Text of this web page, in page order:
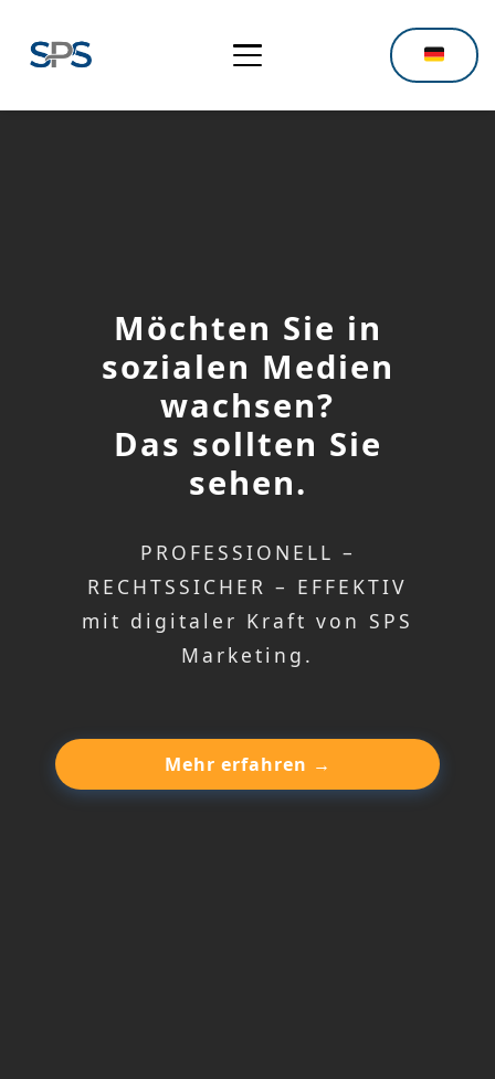
Möchten Sie in
sozialen Medien
wachsen?
Das sollten Sie
sehen.
PROFESSIONELL –
RECHTSSICHER – EFFEKTIV
mit digitaler Kraft von SPS
Marketing.
Mehr erfahren →